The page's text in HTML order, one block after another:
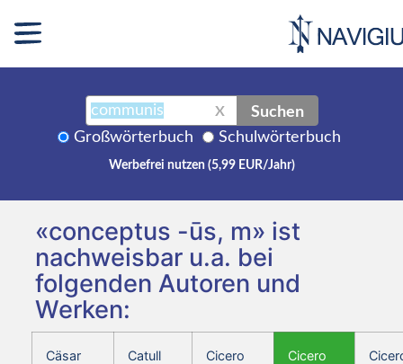
X Suchen
Großwörterbuch Schulwörterbuch
Werbefrei nutzen (5,99 EUR/Jahr)
«conceptus -ūs, m» ist
nachweisbar u.a. bei
folgenden Autoren und
Werken:
Cäsar
Catull
Cicero
Cicero